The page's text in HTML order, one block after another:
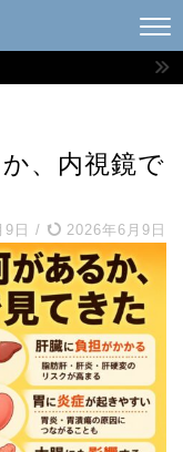
、内視鏡で
日 / 2026年6月9日